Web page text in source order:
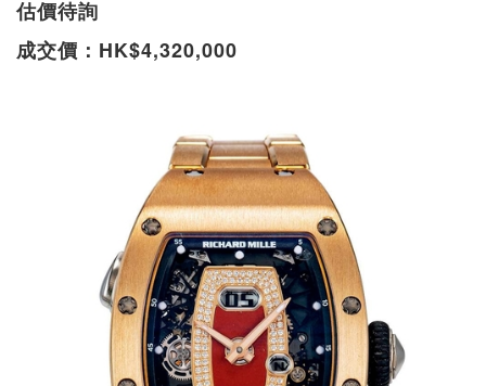
估價待詢
成交價：HK$4,320,000